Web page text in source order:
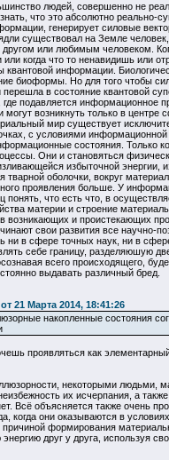
людей, совершенно не
что это абсолютно
генерирует силовые
существовал на Земле
или любимым человеком.
или когда что то ненавидишь или
квантовой информации.
биоформы. Но для того чтобы
перешла в состояние квантовой
где подавляется информационное
могут возникнуть только в
мир существует
с условиями
состояния. Только
Они и становяться
избыточной энергии,
тварной оболочки, вокруг
проявления больше. У
понять, что есть что, в
материи и строение
возникающих и проистекающих
свои развития все научно-
ни в сфере точных наук, ни в
себе границу, разделяюшую
всего происходящего,
выдавать различный
21 Марта 2014, 18:41:26
накопленные состояния
проявляться как
некоторыми людьми,
их исчерпания, а
Всё объясняется также очень
когда они оказываются в
причиной формирования
друг у друга, используя